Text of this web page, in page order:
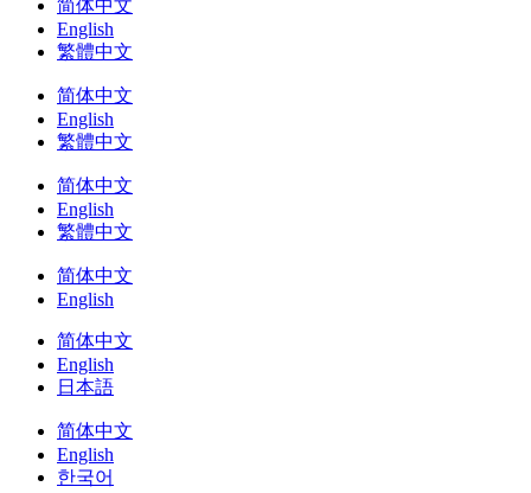
简体中文
English
繁體中文
简体中文
English
繁體中文
简体中文
English
繁體中文
简体中文
English
简体中文
English
日本語
简体中文
English
한국어